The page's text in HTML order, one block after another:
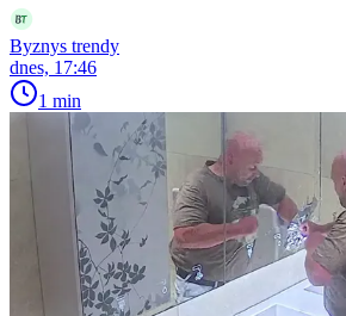
Byznys trendy
dnes, 17:46
1 min